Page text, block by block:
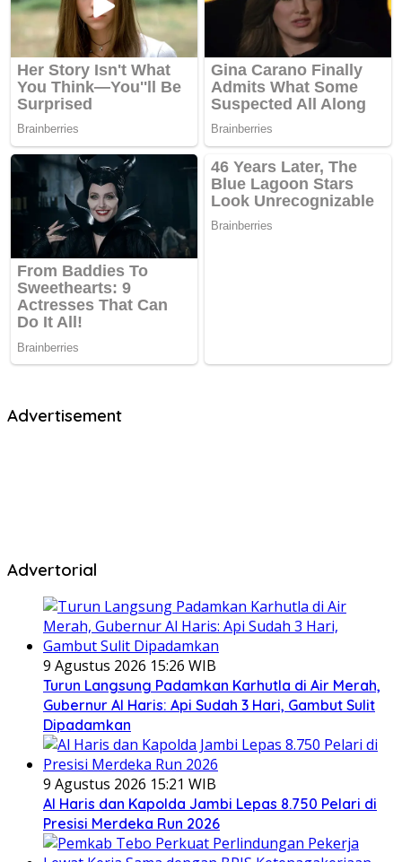
Advertisement
Advertorial
9 Agustus 2026 15:26 WIB
Turun Langsung Padamkan Karhutla di Air Merah,
Gubernur Al Haris: Api Sudah 3 Hari, Gambut Sulit
Dipadamkan
9 Agustus 2026 15:21 WIB
Al Haris dan Kapolda Jambi Lepas 8.750 Pelari di
Presisi Merdeka Run 2026